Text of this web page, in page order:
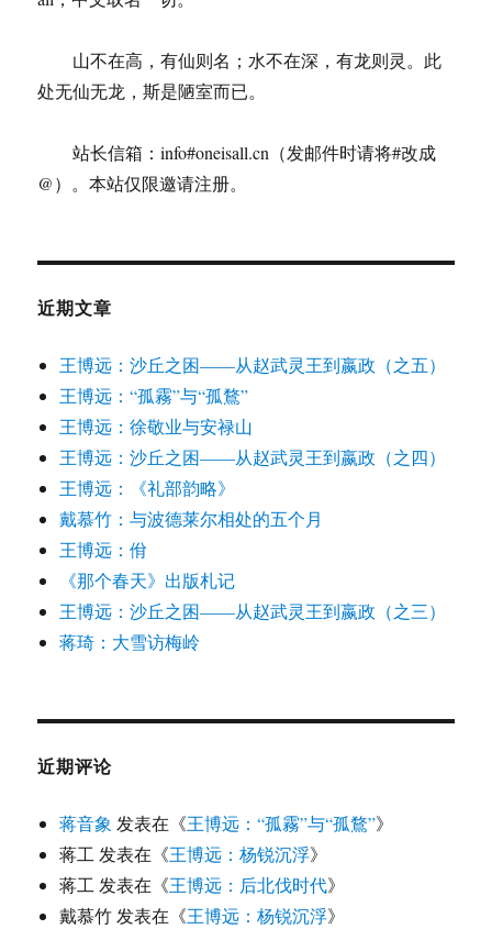
家
败
朗
普
山不在高，有仙则名；水不在深，有龙则灵。此
处无仙无龙，斯是陋室而已。
站长信箱：info#oneisall.cn（发邮件时请将#改成
@）。本站仅限邀请注册。
近期文章
王博远：沙丘之困——从赵武灵王到嬴政（之五）
王博远：“孤霧”与“孤鶩”
王博远：徐敬业与安禄山
王博远：沙丘之困——从赵武灵王到嬴政（之四）
王博远：《礼部韵略》
戴慕竹：与波德莱尔相处的五个月
王博远：佾
《那个春天》出版札记
王博远：沙丘之困——从赵武灵王到嬴政（之三）
蒋琦：大雪访梅岭
近期评论
蒋音象 发表在《王博远：“孤霧”与“孤鶩”》
蒋工 发表在《王博远：杨锐沉浮》
蒋工 发表在《王博远：后北伐时代》
戴慕竹 发表在《王博远：杨锐沉浮》